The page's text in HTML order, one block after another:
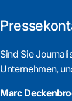
Sind Sie
Unternehmen,
Marc